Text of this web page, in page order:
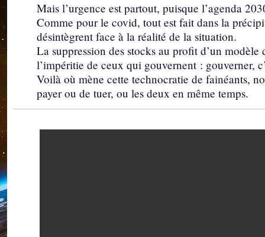
Mais l’urgence est partout, puisque l’agenda
Comme pour le covid, tout est fait dans la
désintègrent face à la réalité de la situation.
La suppression des stocks au profit d’un
l’impéritie de ceux qui gouvernent : gouverner,
Voilà où mène cette technocratie de fainéants,
payer ou de tuer, ou les deux en même temps.